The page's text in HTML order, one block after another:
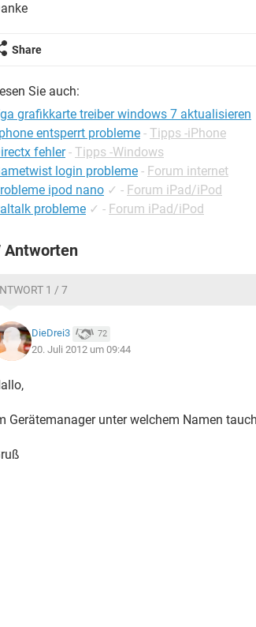
Share
Sie auch:
grafikkarte treiber windows 7 aktualisieren
entsperrt probleme - Tipps -iPhone
fehler - Tipps -Windows
login probleme - Forum internet
ipod nano ✓ - Forum iPad/iPod
probleme ✓ - Forum iPad/iPod
Antworten
1 / 7
DieDrei3 72
20. Juli 2012 um 09:44
Gerätemanager unter welchem Namen